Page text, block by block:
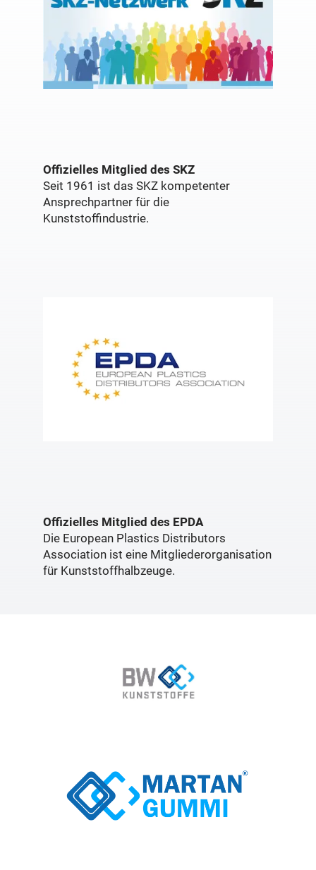
Offizielles Mitglied des SKZ
Seit 1961 ist das SKZ kompetenter
Ansprechpartner für die
Kunststoffindustrie.
Offizielles Mitglied des EPDA
Die European Plastics Distributors
Association ist eine Mitgliederorganisation
für Kunststoffhalbzeuge.